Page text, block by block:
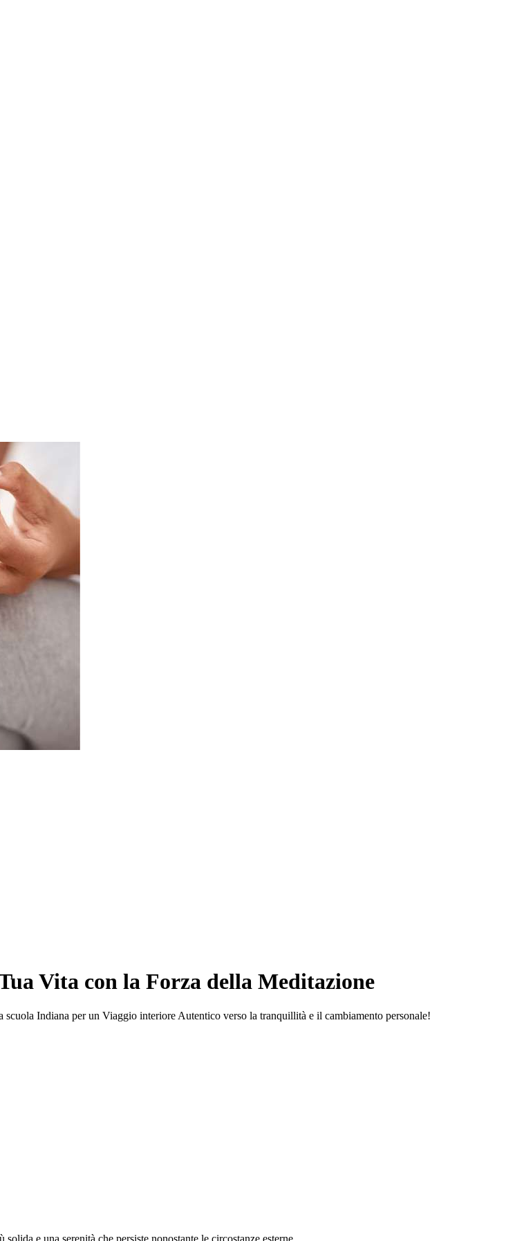
Vita con la Forza della Meditazione
scuola Indiana per un Viaggio interiore Autentico verso la tranquillità e il cambiamento personale!
e una serenità che persiste nonostante le circostanze esterne.